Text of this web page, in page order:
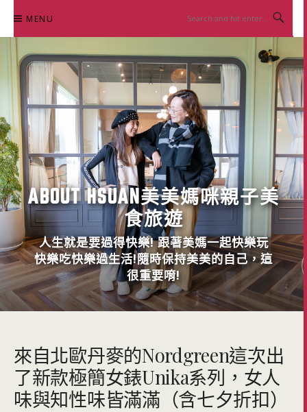
content
MENU
ABOUT HSUAN美美媽咪親子美
食旅遊
人生就是要過得快樂! 跟著美媽一起快樂玩
快樂吃快樂過生活!隨時保持美美的自己，這
很重要唷!
來自北歐丹麥的Nordgreen這次出
了新款極簡女錶Unika系列，女人
味與知性味皆滿滿（含七夕折扣）